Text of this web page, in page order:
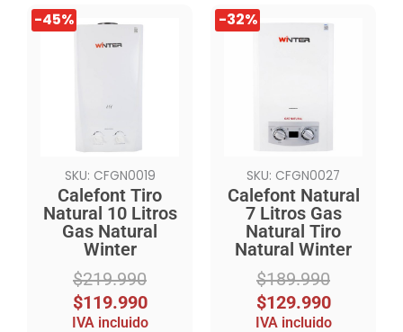
-45%
SKU: CFGN0019
Calefont Tiro
Natural 10 Litros
Gas Natural
Winter
$219.990
El
precio
$219.990.
$119.990
El
precio
$119.990.
IVA incluido
-32%
SKU: CFGN0027
Calefont Natural
7 Litros Gas
Natural Tiro
Natural Winter
$189.990
El
precio
$189.990.
$129.990
El
precio
$129.990.
IVA incluido